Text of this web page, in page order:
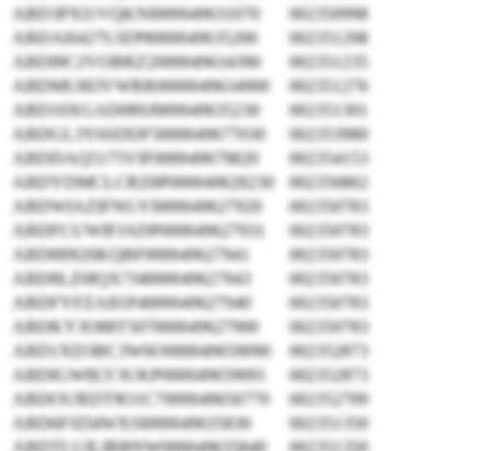
ABD3PXI1VQKNI000049631070
002350998
ABDAH427UJZP8000049635200
002351298
ABDI9C2VOBRZ2000049634390
002351235
ABDMU8I3VWRR0000049634900
002351276
ABD10XGAD08SJ000049635230
002351301
ABDGL3Y6SDDF5000049677030
002353980
ABDDAQ5175VIF000049679820
002354153
ABDYDMCLCRZ8P000049628230
002350802
ABDWIAZIFNGYI000049627920
002350783
ABDFCUWIFJADP000049627931
002350783
ABD8I9I20KQBF000049627941
002350783
ABD8LZ0IQX7J4000049627943
002350783
ABDFYFZAII1P4000049627940
002350783
ABDKY3O88T507000049627900
002350783
ABD1XD3BC3W6O000049659090
002352873
ABDIGW8LY3UKP000049659091
002352873
ABDOURDT9O1C7000049656770
002352709
ABD6FJZI4WXSI000049635830
002351350
ABDTLUILIRBNW000049635840
002351350